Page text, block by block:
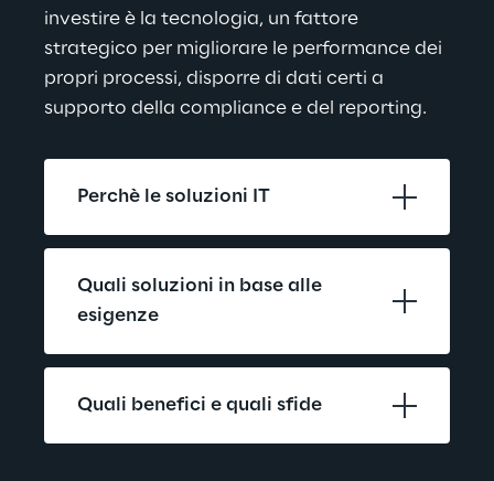
investire è la tecnologia, un fattore
strategico per migliorare le performance dei
propri processi, disporre di dati certi a
supporto della compliance e del reporting.
Perchè le soluzioni IT
Quali soluzioni in base alle
esigenze
Quali benefici e quali sfide